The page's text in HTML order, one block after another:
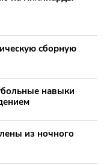
сборную
навыки
из ночного